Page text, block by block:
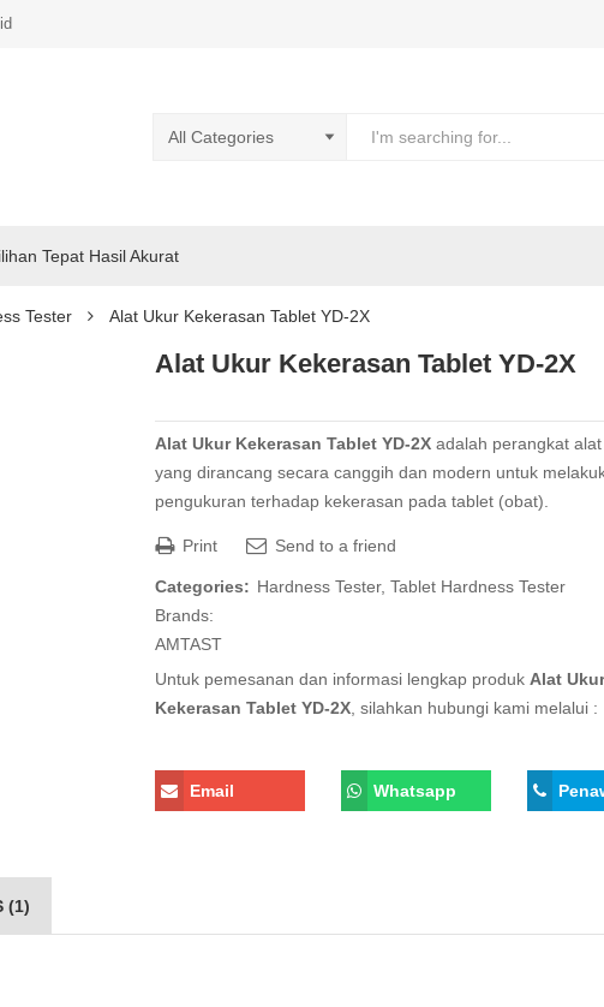
Tepat Hasil Akurat
Tester Alat Ukur Kekerasan Tablet YD-2X
Alat Ukur Kekerasan Tablet YD-2X
Alat Ukur Kekerasan Tablet YD-2X adalah perangkat
yang dirancang secara canggih dan modern untuk
pengukuran terhadap kekerasan pada tablet (obat).
Print Send to a friend
Categories: Hardness Tester, Tablet Hardness Tester
Brands:
AMTAST
Untuk pemesanan dan informasi lengkap produk Alat Ukur
Kekerasan Tablet YD-2X , silahkan hubungi kami melalui :
Email Whatsapp
(1)